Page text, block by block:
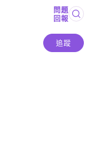
問題
回報
追蹤